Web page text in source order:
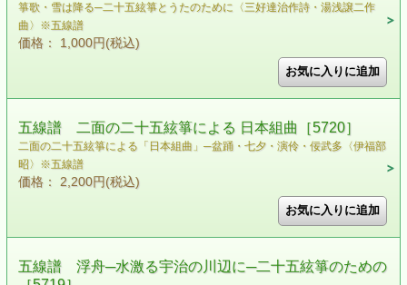
箏歌・雪は降る─二十五絃箏とうたのために〈三好達治作詩・湯浅譲二作
曲〉※五線譜
価格： 1,000円(税込)
五線譜 二面の二十五絃箏による 日本組曲［5720］
二面の二十五絃箏による「日本組曲」─盆踊・七夕・演伶・佞武多〈伊福部
昭〉※五線譜
価格： 2,200円(税込)
五線譜 浮舟─水激る宇治の川辺に─二十五絃箏のための